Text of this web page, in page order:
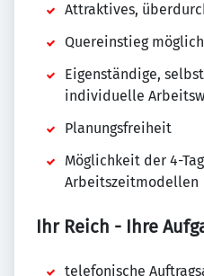
Attraktives,
Quereinstieg möglich
Eigenständige,
individuelle
Planungsfreiheit
Möglichkeit der 4-
Arbeitszeitmodellen
Ihr Reich - Ihre
telefonische